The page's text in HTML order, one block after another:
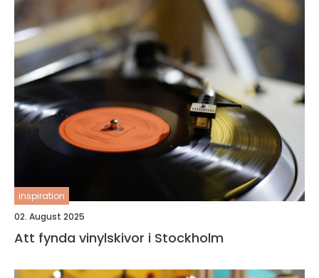
inspiration
02. August 2025
Att fynda vinylskivor i Stockholm